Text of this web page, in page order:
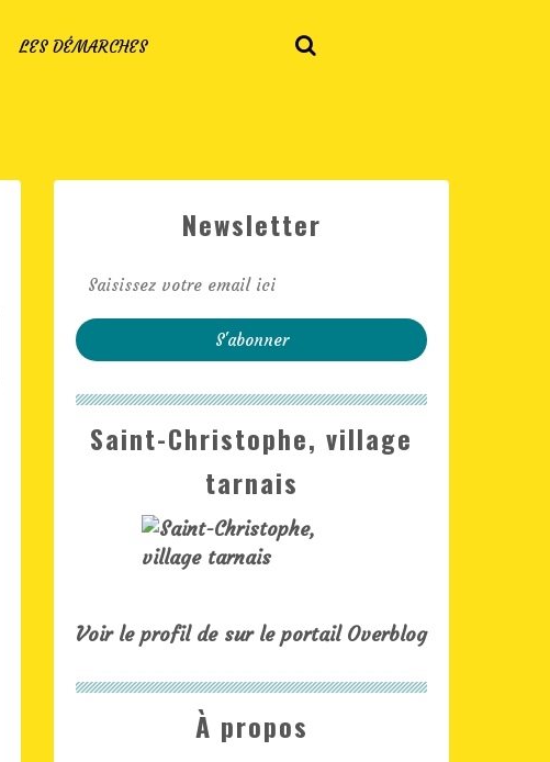
LES DÉMARCHES
Newsletter
Saint-Christophe, village
tarnais
Voir le profil de sur le portail Overblog
À propos